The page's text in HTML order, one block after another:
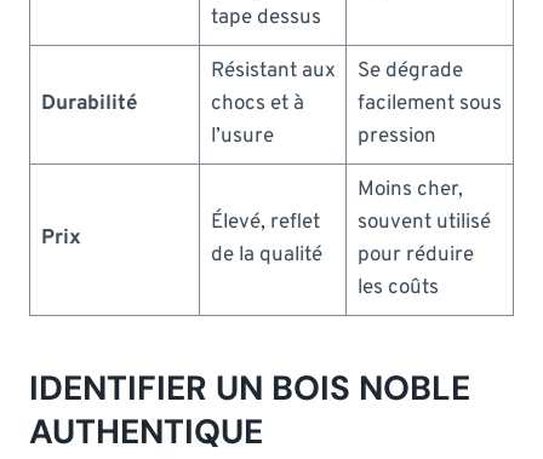
tape dessus
Durabilité
Résistant aux
chocs et à
l’usure
Se dégrade
facilement sous
pression
Prix
Élevé, reflet
de la qualité
Moins cher,
souvent utilisé
pour réduire
les coûts
IDENTIFIER UN BOIS NOBLE
AUTHENTIQUE